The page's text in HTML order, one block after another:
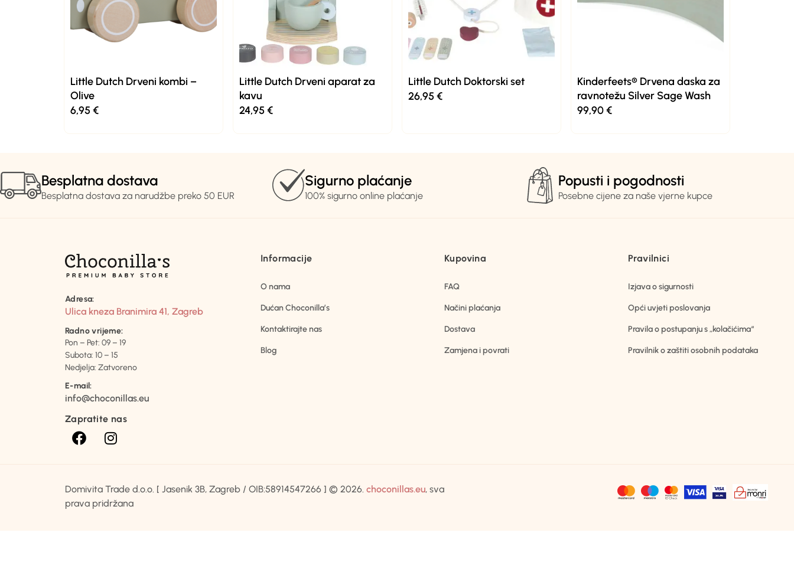
Little Dutch Drveni kombi –
Olive
6,95 €
Little Dutch Drveni aparat za
kavu
24,95 €
Little Dutch Doktorski set
26,95 €
Kinderfeets® Drvena daska za
ravnotežu Silver Sage Wash
99,90€
Besplatna dostava
Besplatna dostava za narudžbe preko 50 EUR
Sigurno plaćanje
100% sigurno online plaćanje
Popusti i pogodnosti
Posebne cijene za naše vjerne kupce
Adresa:
Ulica kneza Branimira 41, Zagreb
Radno vrijeme:
Pon – Pet: 09 – 19
Subota: 10 – 15
Nedjelja: Zatvoreno
E-mail:
info@choconillas.eu
Zapratite nas
Informacije
O nama
Dućan Choconilla’s
Kontaktirajte nas
Blog
Kupovina
FAQ
Načini plaćanja
Dostava
Zamjena i povrati
Pravilnici
Izjava o sigurnosti
Opći uvjeti poslovanja
Pravila o postupanju s „kolačićima“
Pravilnik o zaštiti osobnih podataka
Domivita Trade d.o.o. [ Jasenik 3B, Zagreb / OIB:58914547266 ] © 2026. choconillas.eu, sva
prava pridržana